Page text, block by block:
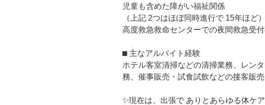
児童も含めた障がい福祉関係
（上記 2つはほぼ同時進行で 15年ほど）
高度救急救命センターでの夜間救急受付
⬛︎ 主なアルバイト経験
ホテル客室清掃などの清掃業務、レン
務、催事販売・試食試飲などの接客販
✨現在は、出張で ありとあらゆる体ケ